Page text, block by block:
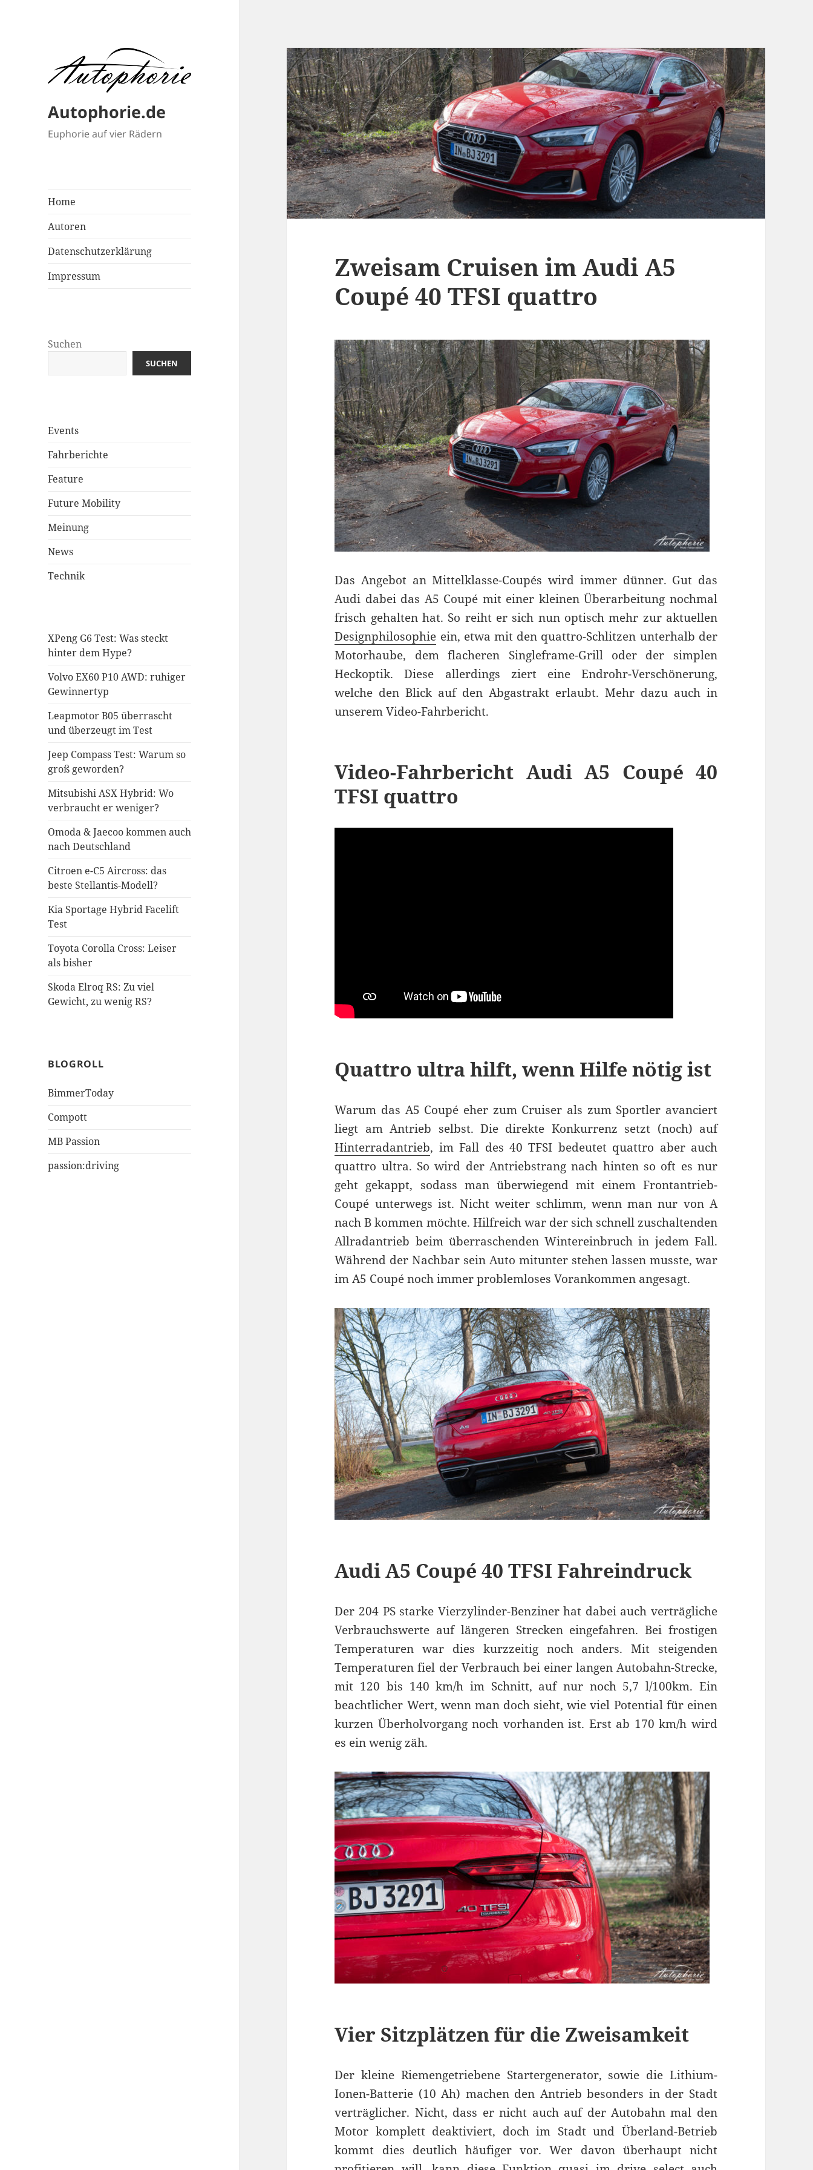
Autophorie.de
Euphorie auf vier Rädern
Home
Autoren
Datenschutzerklärung
Impressum
Suchen
SUCHEN
Events
Fahrberichte
Feature
Future Mobility
Meinung
News
Technik
XPeng G6 Test: Was steckt
hinter dem Hype?
Volvo EX60 P10 AWD: ruhiger
Gewinnertyp
Leapmotor B05 überrascht
und überzeugt im Test
Jeep Compass Test: Warum so
groß geworden?
Mitsubishi ASX Hybrid: Wo
verbraucht er weniger?
Omoda & Jaecoo kommen auch
nach Deutschland
Citroen e-C5 Aircross: das
beste Stellantis-Modell?
Kia Sportage Hybrid Facelift
Test
Toyota Corolla Cross: Leiser
als bisher
Skoda Elroq RS: Zu viel
Gewicht, zu wenig RS?
BLOGROLL
BimmerToday
Compott
MB Passion
passion:driving
Zweisam Cruisen im Audi A5
Coupé 40 TFSI quattro
Das Angebot an Mittelklasse-Coupés wird immer dünner. Gut das
Audi dabei das A5 Coupé mit einer kleinen Überarbeitung nochmal
frisch gehalten hat. So reiht er sich nun optisch mehr zur aktuellen
Designphilosophie ein, etwa mit den quattro-Schlitzen unterhalb der
Motorhaube, dem flacheren Singleframe-Grill oder der simplen
Heckoptik. Diese allerdings ziert eine Endrohr-Verschönerung,
welche den Blick auf den Abgastrakt erlaubt. Mehr dazu auch in
unserem Video-Fahrbericht.
Video-Fahrbericht Audi A5 Coupé 40
TFSI quattro
Quattro ultra hilft, wenn Hilfe nötig ist
Warum das A5 Coupé eher zum Cruiser als zum Sportler avanciert
liegt am Antrieb selbst. Die direkte Konkurrenz setzt (noch) auf
Hinterradantrieb, im Fall des 40 TFSI bedeutet quattro aber auch
quattro ultra. So wird der Antriebstrang nach hinten so oft es nur
geht gekappt, sodass man überwiegend mit einem Frontantrieb-
Coupé unterwegs ist. Nicht weiter schlimm, wenn man nur von A
nach B kommen möchte. Hilfreich war der sich schnell zuschaltenden
Allradantrieb beim überraschenden Wintereinbruch in jedem Fall.
Während der Nachbar sein Auto mitunter stehen lassen musste, war
im A5 Coupé noch immer problemloses Vorankommen angesagt.
Audi A5 Coupé 40 TFSI Fahreindruck
Der 204 PS starke Vierzylinder-Benziner hat dabei auch verträgliche
Verbrauchswerte auf längeren Strecken eingefahren. Bei frostigen
Temperaturen war dies kurzzeitig noch anders. Mit steigenden
Temperaturen fiel der Verbrauch bei einer langen Autobahn-Strecke,
mit 120 bis 140 km/h im Schnitt, auf nur noch 5,7 l/100km. Ein
beachtlicher Wert, wenn man doch sieht, wie viel Potential für einen
kurzen Überholvorgang noch vorhanden ist. Erst ab 170 km/h wird
es ein wenig zäh.
Vier Sitzplätzen für die Zweisamkeit
Der kleine Riemengetriebene Startergenerator, sowie die Lithium-
Ionen-Batterie (10 Ah) machen den Antrieb besonders in der Stadt
verträglicher. Nicht, dass er nicht auch auf der Autobahn mal den
Motor komplett deaktiviert, doch im Stadt und Überland-Betrieb
kommt dies deutlich häufiger vor. Wer davon überhaupt nicht